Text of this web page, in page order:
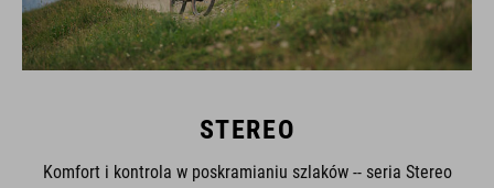
STEREO
Komfort i kontrola w poskramianiu szlaków -- seria Stereo